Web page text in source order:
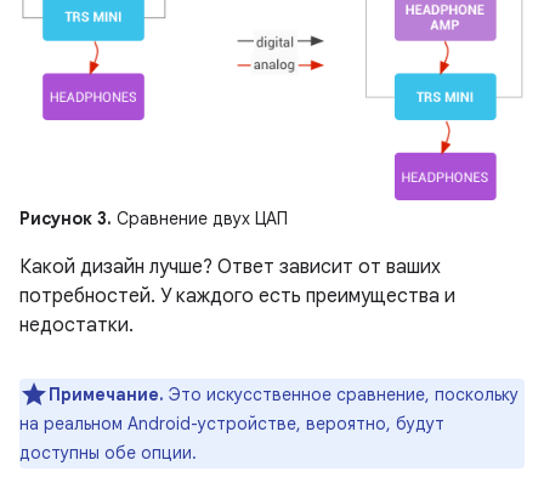
Рисунок 3. Сравнение двух ЦАП
Какой дизайн лучше? Ответ зависит от ваших
потребностей. У каждого есть преимущества и
недостатки.
Примечание. Это искусственное сравнение, поскольку
на реальном Android-устройстве, вероятно, будут
доступны обе опции.